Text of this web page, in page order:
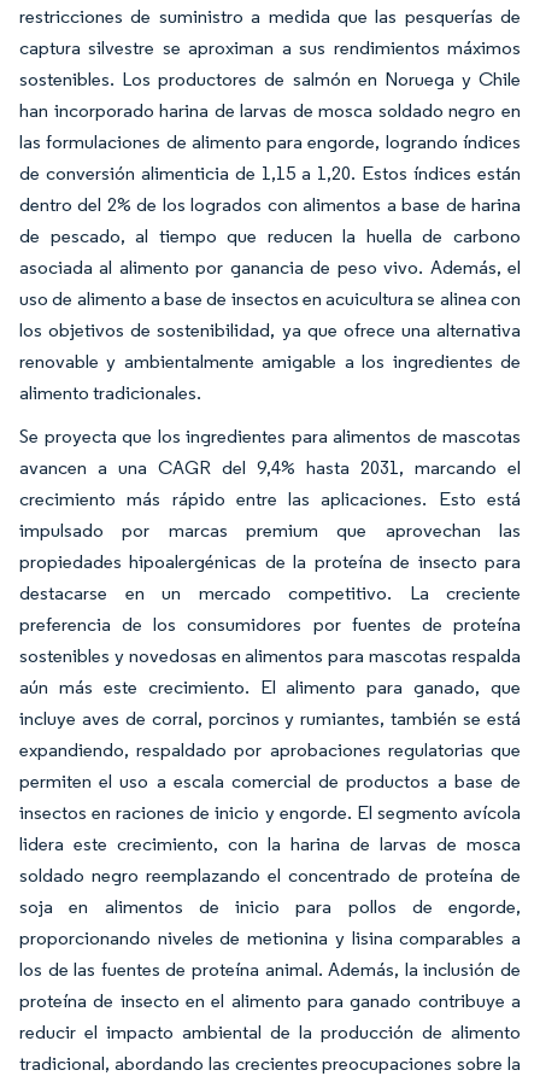
restricciones de suministro a medida que las pesquerías de
captura silvestre se aproximan a sus rendimientos máximos
sostenibles. Los productores de salmón en Noruega y Chile
han incorporado harina de larvas de mosca soldado negro en
las formulaciones de alimento para engorde, logrando índices
de conversión alimenticia de 1,15 a 1,20. Estos índices están
dentro del 2% de los logrados con alimentos a base de harina
de pescado, al tiempo que reducen la huella de carbono
asociada al alimento por ganancia de peso vivo. Además, el
uso de alimento a base de insectos en acuicultura se alinea con
los objetivos de sostenibilidad, ya que ofrece una alternativa
renovable y ambientalmente amigable a los ingredientes de
alimento tradicionales.
Se proyecta que los ingredientes para alimentos de mascotas
avancen a una CAGR del 9,4% hasta 2031, marcando el
crecimiento más rápido entre las aplicaciones. Esto está
impulsado por marcas premium que aprovechan las
propiedades hipoalergénicas de la proteína de insecto para
destacarse en un mercado competitivo. La creciente
preferencia de los consumidores por fuentes de proteína
sostenibles y novedosas en alimentos para mascotas respalda
aún más este crecimiento. El alimento para ganado, que
incluye aves de corral, porcinos y rumiantes, también se está
expandiendo, respaldado por aprobaciones regulatorias que
permiten el uso a escala comercial de productos a base de
insectos en raciones de inicio y engorde. El segmento avícola
lidera este crecimiento, con la harina de larvas de mosca
soldado negro reemplazando el concentrado de proteína de
soja en alimentos de inicio para pollos de engorde,
proporcionando niveles de metionina y lisina comparables a
los de las fuentes de proteína animal. Además, la inclusión de
proteína de insecto en el alimento para ganado contribuye a
reducir el impacto ambiental de la producción de alimento
tradicional, abordando las crecientes preocupaciones sobre la